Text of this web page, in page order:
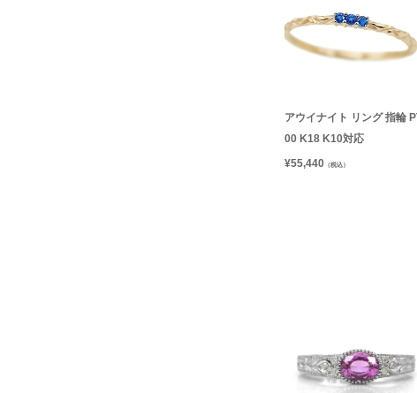
アウイナイト リング 指輪
00 K18 K10対応
¥55,440 （税込）